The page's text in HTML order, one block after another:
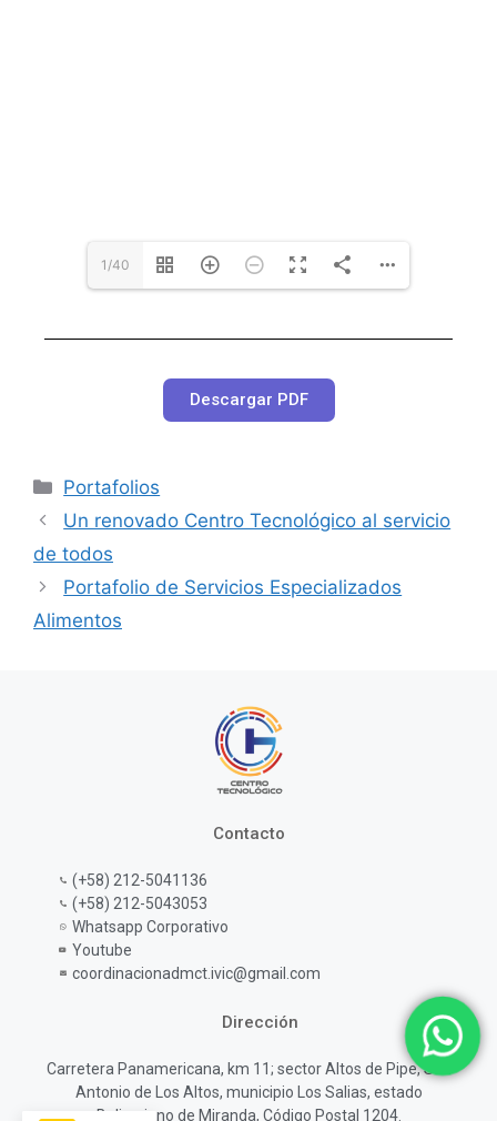
1/40
Descargar PDF
Portafolios
Un renovado Centro Tecnológico al servicio
de todos
Portafolio de Servicios Especializados
Alimentos
Contacto
(+58) 212-5041136
(+58) 212-5043053
Whatsapp Corporativo
Youtube
coordinacionadmct.ivic@gmail.com
Dirección
Carretera Panamericana, km 11; sector Altos de Pipe, San
Antonio de Los Altos, municipio Los Salias, estado
Bolivariano de Miranda, Código Postal 1204.